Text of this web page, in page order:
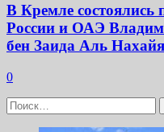
В Кремле состоялись
России и ОАЭ
бен Заида Аль
0
Найти: